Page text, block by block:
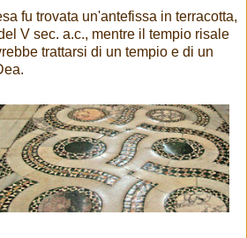
fu trovata un'antefissa in terracotta,
V sec. a.c., mentre il tempio risale
trattarsi di un tempio e di un